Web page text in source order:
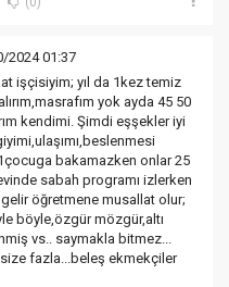
2024 01:37
işçisiyim; yıl da 1kez temiz
yok ayda 45 50
kendimi. Şimdi eşşekler iyi
bakamazken onlar 25
sabah programı izlerken
gelir öğretmene musallat olur;
böyle,özgür mözgür,altı
vs.. saymakla bitmez...
fazla...beleş ekmekçiler